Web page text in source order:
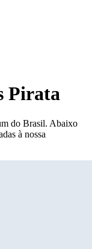
Pirata
do Brasil. Abaixo
à nossa